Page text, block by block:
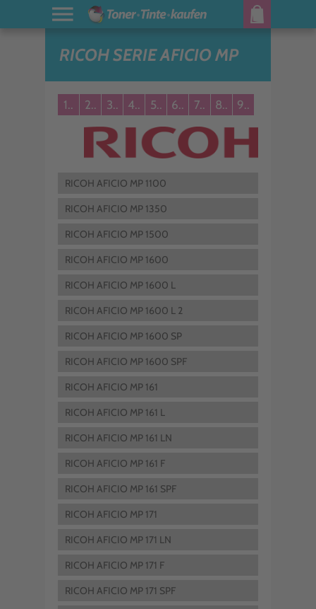
RICOH SERIE AFICIO MP
1.. 2.. 3.. 4.. 5.. 6.. 7.. 8.. 9..
RICOH AFICIO MP 1100
RICOH AFICIO MP 1350
RICOH AFICIO MP 1500
RICOH AFICIO MP 1600
RICOH AFICIO MP 1600 L
RICOH AFICIO MP 1600 L 2
RICOH AFICIO MP 1600 SP
RICOH AFICIO MP 1600 SPF
RICOH AFICIO MP 161
RICOH AFICIO MP 161 L
RICOH AFICIO MP 161 LN
RICOH AFICIO MP 161 F
RICOH AFICIO MP 161 SPF
RICOH AFICIO MP 171
RICOH AFICIO MP 171 LN
RICOH AFICIO MP 171 F
RICOH AFICIO MP 171 SPF